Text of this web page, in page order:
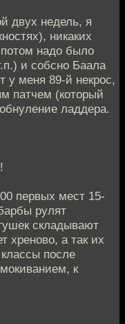
двух недель, я
никаких
надо было
и собсно Баала
у меня 89-й некрос,
патчем (который
ладдера.
первых мест 15-
рулят
складывают
хреново, а так их
после
к